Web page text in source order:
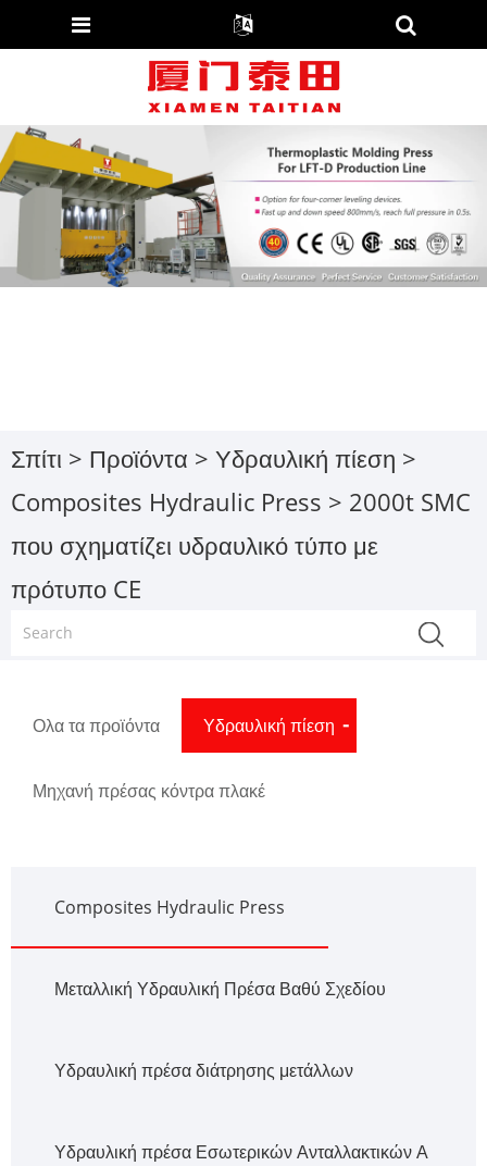
Σπίτι > Προϊόντα > Υδραυλική πίεση >
Composites Hydraulic Press > 2000t SMC
που σχηματίζει υδραυλικό τύπο με
πρότυπο CE
Ολα τα προϊόντα Υδραυλική πίεση
Μηχανή πρέσας κόντρα πλακέ
Composites Hydraulic Press
Μεταλλική Υδραυλική Πρέσα Βαθύ Σχεδίου
Υδραυλική πρέσα διάτρησης μετάλλων
Υδραυλική πρέσα Εσωτερικών Ανταλλακτικών Α